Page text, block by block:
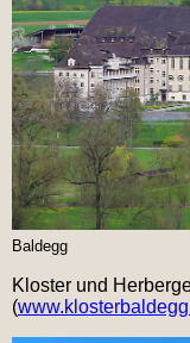
Baldegg
Kloster und
(